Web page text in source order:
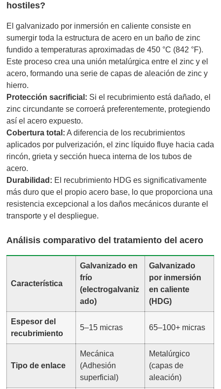
hostiles?
El galvanizado por inmersión en caliente consiste en
sumergir toda la estructura de acero en un baño de zinc
fundido a temperaturas aproximadas de 450 °C (842 °F).
Este proceso crea una unión metalúrgica entre el zinc y el
acero, formando una serie de capas de aleación de zinc y
hierro.
Protección sacrificial: Si el recubrimiento está dañado, el
zinc circundante se corroerá preferentemente, protegiendo
así el acero expuesto.
Cobertura total: A diferencia de los recubrimientos
aplicados por pulverización, el zinc líquido fluye hacia cada
rincón, grieta y sección hueca interna de los tubos de
acero.
Durabilidad: El recubrimiento HDG es significativamente
más duro que el propio acero base, lo que proporciona una
resistencia excepcional a los daños mecánicos durante el
transporte y el despliegue.
Análisis comparativo del tratamiento del acero
Característica
Galvanizado en
frío
(electrogalvaniz
ado)
Galvanizado
por inmersión
en caliente
(HDG)
Espesor del
recubrimiento
5–15 micras 65–100+ micras
Tipo de enlace
Mecánica
(Adhesión
superficial)
Metalúrgico
(capas de
aleación)